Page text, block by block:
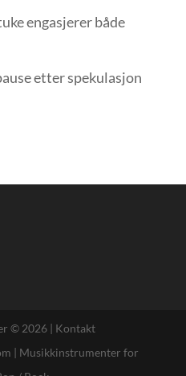
engasjerer både
etter spekulasjon
© 2026 | Kontakt
| Musikkinstrumenter for